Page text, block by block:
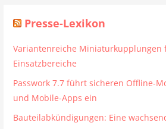
Presse-Lexikon
Variantenreiche Miniaturkupplungen
Einsatzbereiche
Passwork 7.7 führt sicheren Offline-
und Mobile-Apps ein
Bauteilabkündigungen: Eine